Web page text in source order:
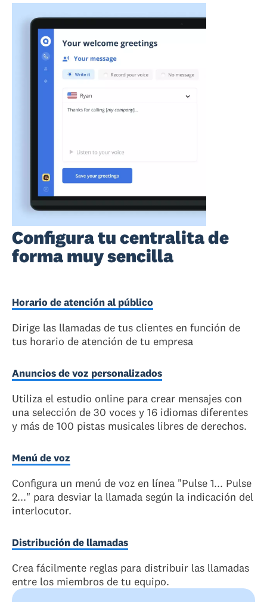
Configura tu centralita de
forma muy sencilla
Horario de atención al público
Dirige las llamadas de tus clientes en función de
tus horario de atención de tu empresa
Anuncios de voz personalizados
Utiliza el estudio online para crear mensajes con
una selección de 30 voces y 16 idiomas diferentes
y más de 100 pistas musicales libres de derechos.
Menú de voz
Configura un menú de voz en línea "Pulse 1... Pulse
2..." para desviar la llamada según la indicación del
interlocutor.
Distribución de llamadas
Crea fácilmente reglas para distribuir las llamadas
entre los miembros de tu equipo.